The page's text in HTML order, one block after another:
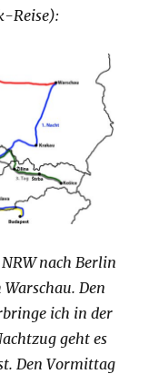
Reise):
nach Berlin
Den
ich in der
geht es
Den Vormittag